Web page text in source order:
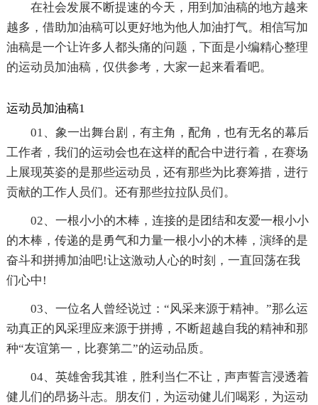
在社会发展不断提速的今天，用到加油稿的地方越来
越多，借助加油稿可以更好地为他人加油打气。相信写加
油稿是一个让许多人都头痛的问题，下面是小编精心整理
的运动员加油稿，仅供参考，大家一起来看看吧。
运动员加油稿1
01、象一出舞台剧，有主角，配角，也有无名的幕后
工作者，我们的运动会也在这样的配合中进行着，在赛场
上展现英姿的是那些运动员，还有那些为比赛筹措，进行
贡献的工作人员们。还有那些拉拉队员们。
02、一根小小的木棒，连接的是团结和友爱一根小小
的木棒，传递的是勇气和力量一根小小的木棒，演绎的是
奋斗和拼搏加油吧!让这激动人心的时刻，一直回荡在我
们心中!
03、一位名人曾经说过：“风采来源于精神。”那么运
动真正的风采理应来源于拼搏，不断超越自我的精神和那
种“友谊第一，比赛第二”的运动品质。
04、英雄舍我其谁，胜利当仁不让，声声誓言浸透着
健儿们的昂扬斗志。朋友们，为运动健儿们喝彩，为运动